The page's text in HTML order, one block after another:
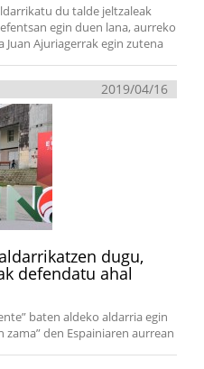
du talde jeltzaleak
egin duen lana, aurreko
Ajuriagerrak egin zutena
2019/04/16
dugu,
defendatu ahal
baten aldeko aldarria egin
zama” den Espainiaren aurrean